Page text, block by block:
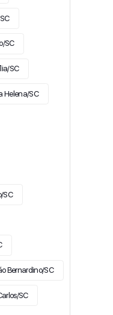
SC
SC
Helena/SC
SC
Bernardino/SC
SC